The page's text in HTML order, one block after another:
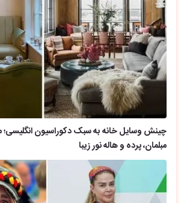
چینش وسایل خانه به سبک دکوراسیون
مبلمان، پرده و هاله نور زیبا